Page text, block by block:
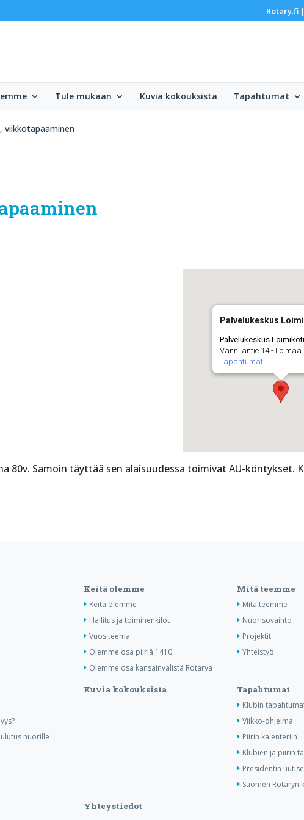
Rotary.fi|
Tule mukaan Kuvia kokouksista Tapahtumat
viikkotapaaminen
Palvelukeskus
Palvelukeskus Loimikoti
Vänniläntie 14 - Loimaa
Tapahtumat
80v. Samoin täyttää sen alaisuudessa toimivat AU-köntykset.
Keitä olemme
Keitä olemme
Hallitus ja toimihenkilöt
Vuositeema
Olemme osa piiriä 1410
Olemme osa kansainvälistä Rotarya
Mitä teemme
Mitä teemme
Nuorisovaihto
Projektit
Yhteistyö
nuorille
Kuvia kokouksista Tapahtumat
Klubin
Viikko-ohjelma
Piirin kalenteriin
Klubien ja piirin
Presidentin
Suomen Rotaryn
Yhteystiedot